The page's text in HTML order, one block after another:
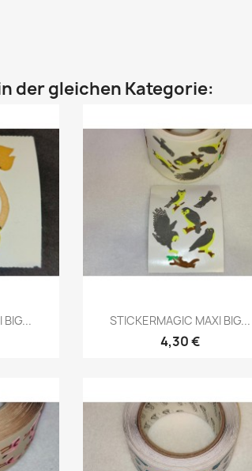
der gleichen Kategorie:
BIG... STICKERMAGIC MAXI BIG...
4,30 €